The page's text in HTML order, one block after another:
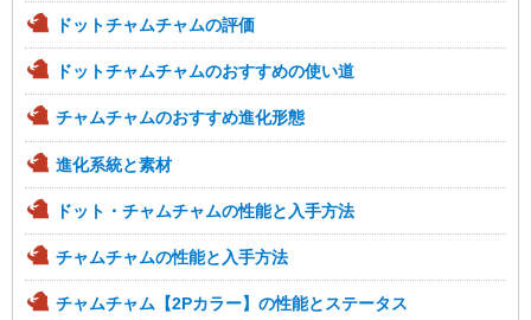
ドットチャムチャムの評価
ドットチャムチャムのおすすめの使い道
チャムチャムのおすすめ進化形態
進化系統と素材
ドット・チャムチャムの性能と入手方法
チャムチャムの性能と入手方法
チャムチャム【2Pカラー】の性能とステータス